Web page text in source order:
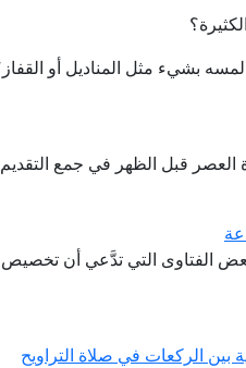
العصر قبل الظهر في جمع
التي تدَّعي أن تخصيص
بين الركعات في صلاة التراويح